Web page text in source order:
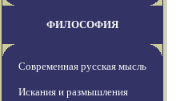
ФИЛОСОФИЯ
Современная русская мысль
Искания и размышления